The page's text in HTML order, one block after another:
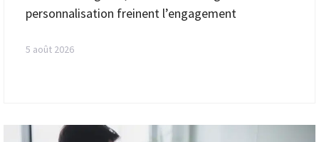
personnalisation freinent l’engagement
5 août 2026